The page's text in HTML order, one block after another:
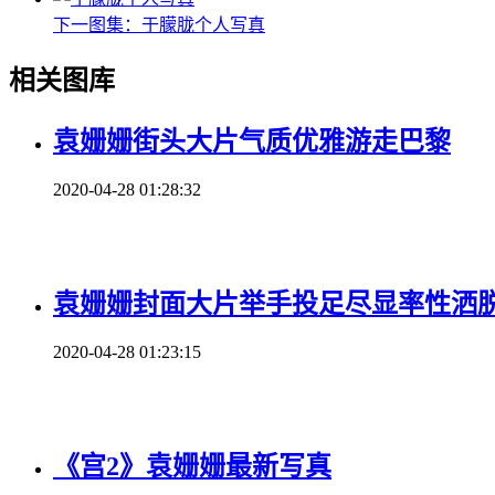
下一图集： 于朦胧个人写真
相关图库
袁姗姗街头大片气质优雅游走巴黎
2020-04-28 01:28:32
袁姗姗封面大片举手投足尽显率性洒
2020-04-28 01:23:15
《宫2》袁姗姗最新写真